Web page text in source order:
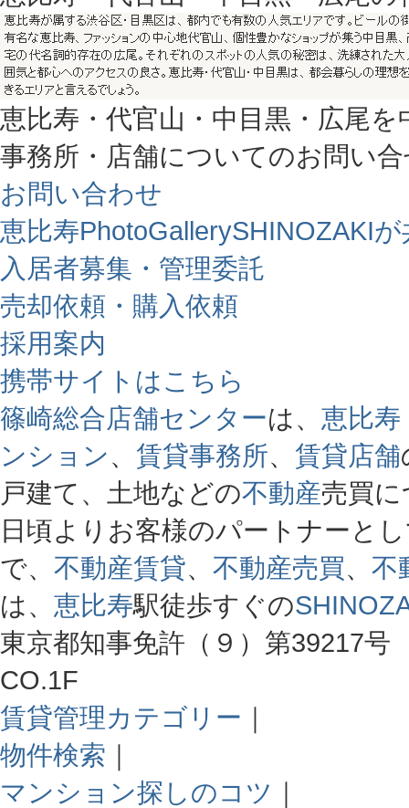
恵比寿・代官山・中目黒・広尾
事務所・店舗についてのお問い
お問い合わせ
恵比寿PhotoGallerySHINOZAKI
入居者募集・管理委託
売却依頼・購入依頼
採用案内
携帯サイトはこちら
篠崎総合店舗センターは、 恵比寿
ンション、 賃貸事務所、 賃貸店舗
戸建て、土地などの不動産売買
日頃よりお客様のパートナーと
で、 不動産賃貸、 不動産売買、 不
は、 恵比寿駅徒歩すぐの
東京都知事免許（９）第39217
CO.1F
賃貸管理カテゴリー ｜
物件検索 ｜
マンション探しのコツ ｜